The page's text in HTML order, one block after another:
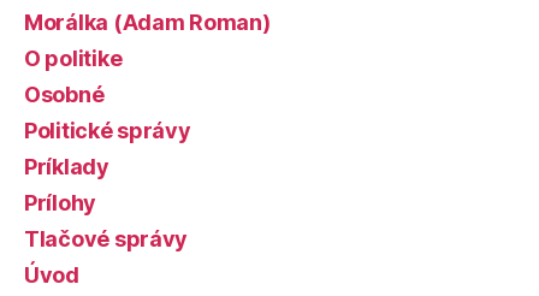
Morálka (Adam Roman)
O politike
Osobné
Politické správy
Príklady
Prílohy
Tlačové správy
Úvod